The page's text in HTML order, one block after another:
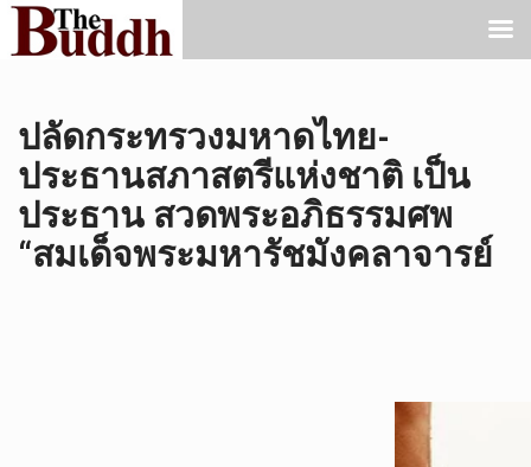
ปลัดกระทรวงมหาดไทย-
ประธานสภาสตรีแห่งชาติ เป็น
ประธาน สวดพระอภิธรรมศพ
“สมเด็จพระมหารัชมังคลาจารย์